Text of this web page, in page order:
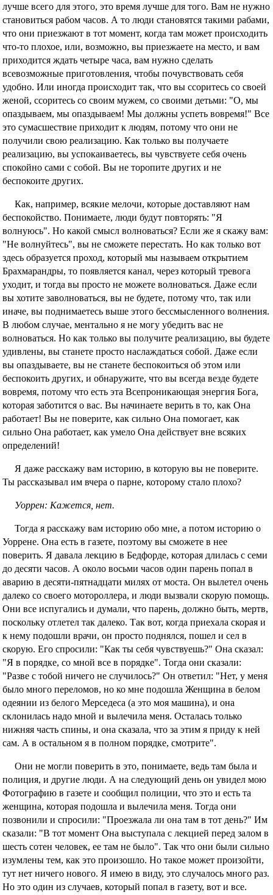
лучше всего для этого, это время лучше для того. Вам не нужно
становиться рабом часов. А то люди становятся такими рабами,
что они приезжают в тот момент, когда там может происходить
что-то плохое, или, возможно, вы приезжаете на место, и вам
приходится ждать четыре часа, вам нужно сделать
всевозможные приготовления, чтобы почувствовать себя
удобно. Или иногда происходит так, что вы ссоритесь со своей
женой, ссоритесь со своим мужем, со своими детьми: "О, мы
опаздываем, мы опаздываем! Мы должны успеть вовремя!" Все
это сумасшествие приходит к людям, потому что они не
получили свою реализацию. Как только вы получаете
реализацию, вы успокаиваетесь, вы чувствуете себя очень
спокойно сами с собой. Вы не торопите других и не
беспокоите других.
Как, например, всякие мелочи, которые доставляют нам
беспокойство. Понимаете, люди будут повторять: "Я
волнуюсь". Но какой смысл волноваться? Если же я скажу вам:
"Не волнуйтесь", вы не сможете перестать. Но как только вот
здесь образуется проход, который мы называем открытием
Брахмарандры, то появляется канал, через который тревога
уходит, и тогда вы просто не можете волноваться. Даже если
вы хотите заволноваться, вы не будете, потому что, так или
иначе, вы поднимаетесь выше этого бессмысленного волнения.
В любом случае, ментально я не могу убедить вас не
волноваться. Но как только вы получите реализацию, вы будете
удивлены, вы станете просто наслаждаться собой. Даже если
вы опаздываете, вы не станете беспокоиться об этом или
беспокоить других, и обнаружите, что вы всегда везде будете
вовремя, потому что есть эта Всепроникающая энергия Бога,
которая заботится о вас. Вы начинаете верить в то, как Она
работает! Вы не поверите, как сильно Она помогает, как
сильно Она работает, как умело Она действует вне всяких
определений!
Я даже расскажу вам историю, в которую вы не поверите.
Ты рассказывал им вчера о парне, которому стало плохо?
Уоррен: Кажется, нет.
Тогда я расскажу вам историю обо мне, а потом историю о
Уоррене. Она есть в газете, поэтому вы сможете в нее
поверить. Я давала лекцию в Бедфорде, которая длилась с семи
до десяти часов. А около восьми часов один парень попал в
аварию в десяти-пятнадцати милях от моста. Он вылетел очень
далеко со своего мотороллера, и люди вызвали скорую помощь.
Они все испугались и думали, что парень, должно быть, мертв,
поскольку отлетел так далеко. Так вот, когда приехала скорая и
к нему подошли врачи, он просто поднялся, пошел и сел в
скорую. Его спросили: "Как ты себя чувствуешь?" Она сказал:
"Я в порядке, со мной все в порядке". Тогда они сказали:
"Разве с тобой ничего не случилось?" Он ответил: "Нет, у меня
было много переломов, но ко мне подошла Женщина в белом
одеянии из белого Мерседеса (а это моя машина), и она
склонилась надо мной и вылечила меня. Осталась только
нижняя часть спины, и она сказала, что за этим я приду к ней
сам. А в остальном я в полном порядке, смотрите".
Они не могли поверить в это, понимаете, ведь там была и
полиция, и другие люди. А на следующий день он увидел мою
Фотографию в газете и сообщил полиции, что это и есть та
женщина, которая подошла и вылечила меня. Тогда они
позвонили и спросили: "Проезжала ли она там в тот день?" Им
сказали: "В тот момент Она выступала с лекцией перед залом в
шесть сотен человек, ее там не было". Так что они были сильно
изумлены тем, как это произошло. Но такое может произойти,
тут нет ничего нового. Я имею в виду, это случалось много раз.
Но это один из случаев, который попал в газету, вот и все.